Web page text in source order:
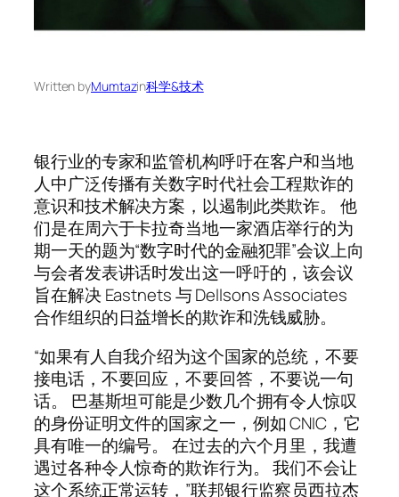
Written byMumtazin科学&技术
银行业的专家和监管机构呼吁在客户和当地
人中广泛传播有关数字时代社会工程欺诈的
意识和技术解决方案，以遏制此类欺诈。 他
们是在周六于卡拉奇当地一家酒店举行的为
期一天的题为“数字时代的金融犯罪”会议上向
与会者发表讲话时发出这一呼吁的，该会议
旨在解决 Eastnets 与 Dellsons Associates
合作组织的日益增长的欺诈和洗钱威胁。
“如果有人自我介绍为这个国家的总统，不要
接电话，不要回应，不要回答，不要说一句
话。 巴基斯坦可能是少数几个拥有令人惊叹
的身份证明文件的国家之一，例如 CNIC，它
具有唯一的编号。 在过去的六个月里，我遭
遇过各种令人惊奇的欺诈行为。 我们不会让
这个系统正常运转，”联邦银行监察员西拉杰